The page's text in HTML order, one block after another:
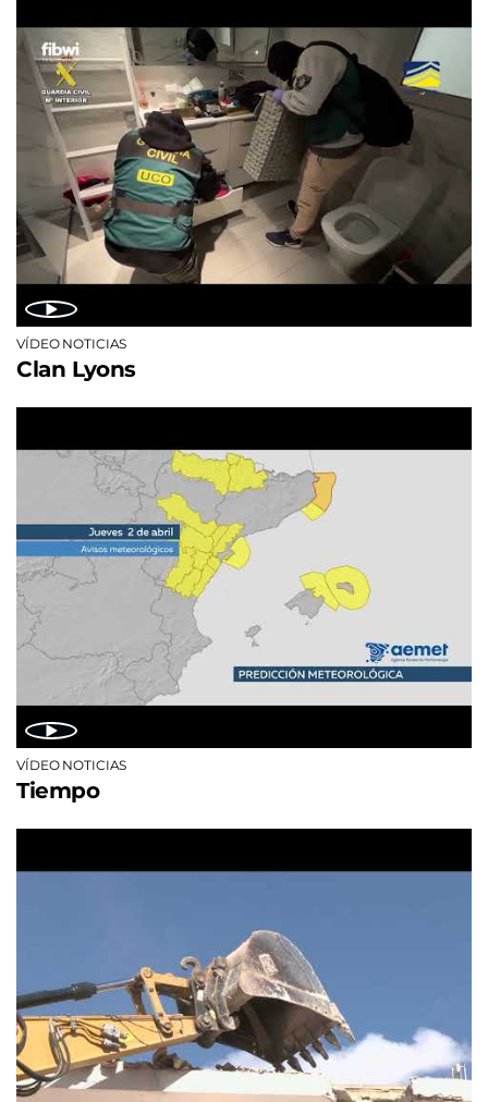
VÍDEO NOTICIAS
Clan Lyons
VÍDEO NOTICIAS
Tiempo